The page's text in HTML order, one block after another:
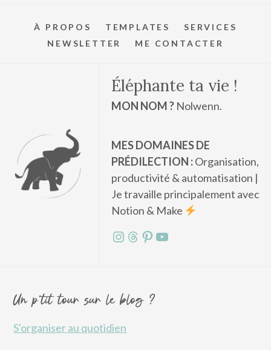
À PROPOS TEMPLATES
SERVICES
NEWSLETTER
ME CONTACTER
Éléphante ta vie !
MON NOM ?Nolwenn.
MES DOMAINES DE
PRÉDILECTION :Organisation,
productivité & automatisation |
Je travaille principalement avec
Notion & Make
Instagram
Threads
Pinterest
YouTube
Un p'tit tour sur le blog ?
S'organiser au quotidien